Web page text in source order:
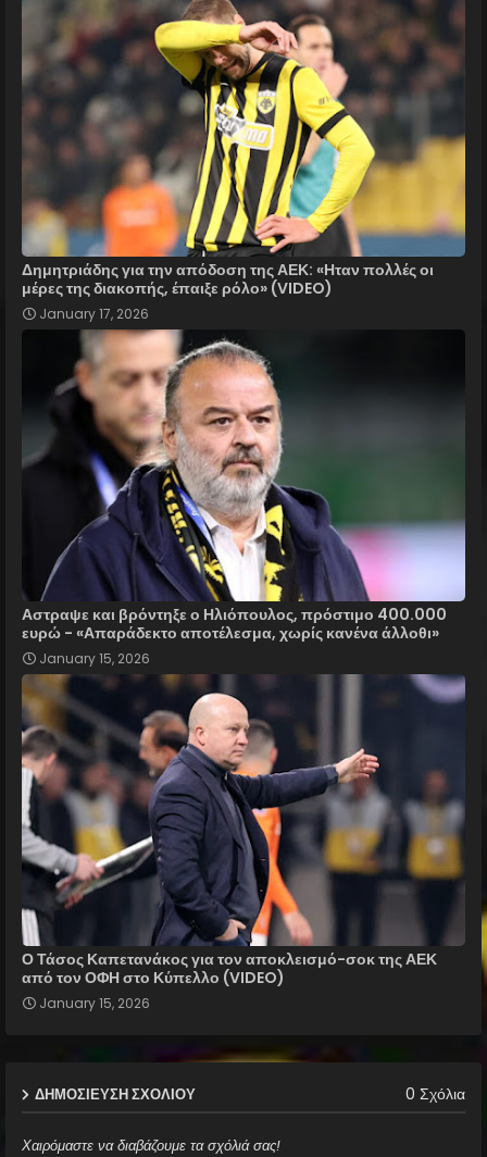
Δημητριάδης για την απόδοση της ΑΕΚ: «Ηταν πολλές οι
μέρες της διακοπής, έπαιξε ρόλο» (VIDEO)
January 17, 2026
Αστραψε και βρόντηξε ο Ηλιόπουλος, πρόστιμο 400.000
ευρώ - «Απαράδεκτο αποτέλεσμα, χωρίς κανένα άλλοθι»
January 15, 2026
Ο Τάσος Καπετανάκος για τον αποκλεισμό-σοκ της ΑΕΚ
από τον ΟΦΗ στο Κύπελλο (VIDEO)
January 15, 2026
ΔΗΜΟΣΊΕΥΣΗ ΣΧΟΛΊΟΥ 0 Σχόλια
Χαιρόμαστε να διαβάζουμε τα σχόλιά σας!